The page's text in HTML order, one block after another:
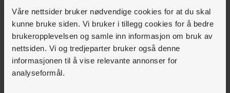
Våre nettsider bruker nødvendige cookies for at du skal
kunne bruke siden. Vi bruker i tillegg cookies for å bedre
brukeropplevelsen og samle inn informasjon om bruk av
nettsiden. Vi og tredjeparter bruker også denne
informasjonen til å vise relevante annonser for
analyseformål.
Wifi
Hva er bromodus?
Hva er Altibox Wifi Overalt?
Hva er et mesh-nettverk?